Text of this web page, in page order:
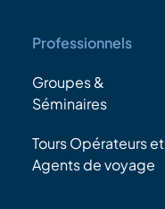
Professionnels
Groupes &
Séminaires
Tours Opérateurs et
Agents de voyage